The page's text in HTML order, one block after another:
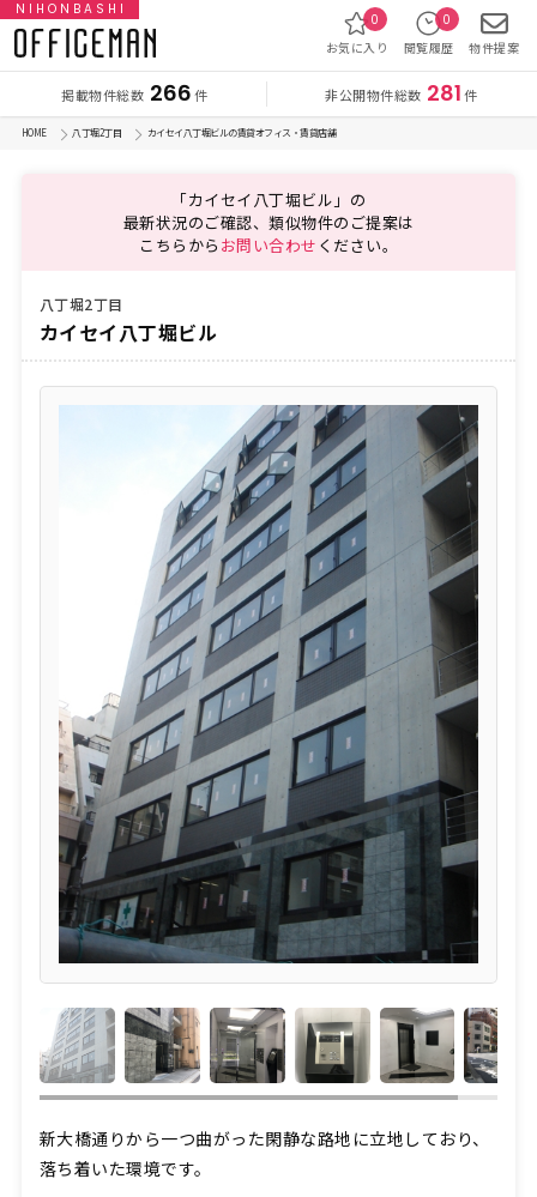
NIHONBASHI
掲載物件総数 266件 非公開物件総数 281 件
お気に入り
0
閲覧履歴
0
物件提案
HOME 八丁堀2丁目 カイセイ八丁堀ビルの賃貸オフィス・賃貸店舗
「カイセイ八丁堀ビル」の
最新状況のご確認、類似物件のご提案は
こちらから お問い合わせ ください。
八丁堀2丁目
カイセイ八丁堀ビル
新大橋通りから一つ曲がった閑静な路地に立地しており、
落ち着いた環境です。